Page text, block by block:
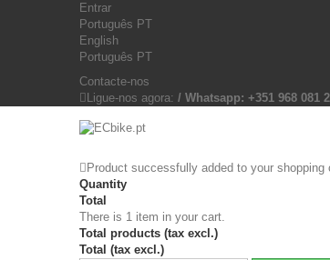
Entrar
Português PT
English
Português PT
Contacte-nos
Ligue-nos agora: / Whatsapp: +351 968 081
Product successfully added to your shopping
Quantity
Total
There is 1 item in your cart.
Total products (tax excl.)
Total (tax excl.)